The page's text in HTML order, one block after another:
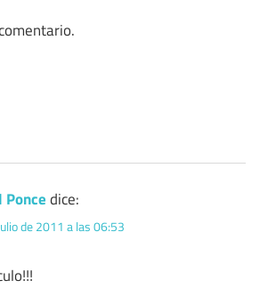
Poncedice:
de 2011 a las 06:53